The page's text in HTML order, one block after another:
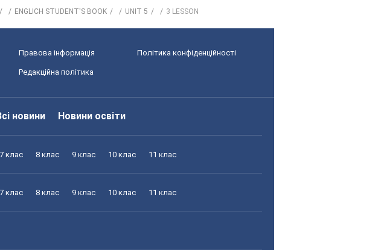
ENGLICH STUDENT'S BOOK UNIT 5 3 LESSON
Правова інформація Політика конфіденційності
Редакційна політика
новини Новини освіти
7 клас 8 клас 9 клас 10 клас 11 клас
7 клас 8 клас 9 клас 10 клас 11 клас